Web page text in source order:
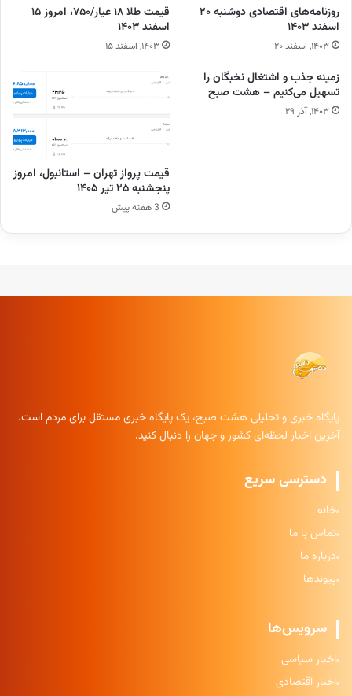
روزنامه‌های اقتصادی دوشنبه ۲۰
اسفند ۱۴۰۳
۱۴۰۳, اسفند ۲۰
قیمت طلا ۱۸ عیار/۷۵۰، امروز ۱۵
اسفند ۱۴۰۳
۱۴۰۳, اسفند ۱۵
زمینه جذب و اشتغال نخبگان را
تسهیل می‌کنیم – هشت صبح
۱۴۰۳, آذر ۲۹
قیمت پرواز تهران – استانبول، امروز
پنجشنبه ۲۵ تیر ۱۴۰۵
3 هفته پیش
پایگاه خبری و تحلیلی هشت صبح، یک پایگاه خبری مستقل برای مردم است.
آخرین اخبار لحظه‌ای کشور و جهان را دنبال کنید.
دسترسی سریع
خانه
تماس با ما
درباره ما
پیوندها
سرویس‌ها
اخبار سیاسی
اخبار اقتصادی